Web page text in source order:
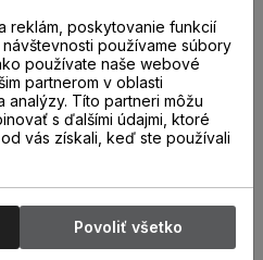
na podlahové
drevené podlahy s
uzlov. Matná povrchová
stabilná konštrukcia vyrobená
s možnosťou použitia na
odpor 0,1 m2K/W ).
je tvorená jedným
a vytvárajú priznanú
je kartáčovaný, morený a
Family s malým
reklám, poskytovanie funkcií
používame súbory
používate naše webové
partnerom v oblasti
analýzy. Títo partneri môžu
s ďalšími údajmi, ktoré
vás získali, keď ste používali
Povoliť všetko